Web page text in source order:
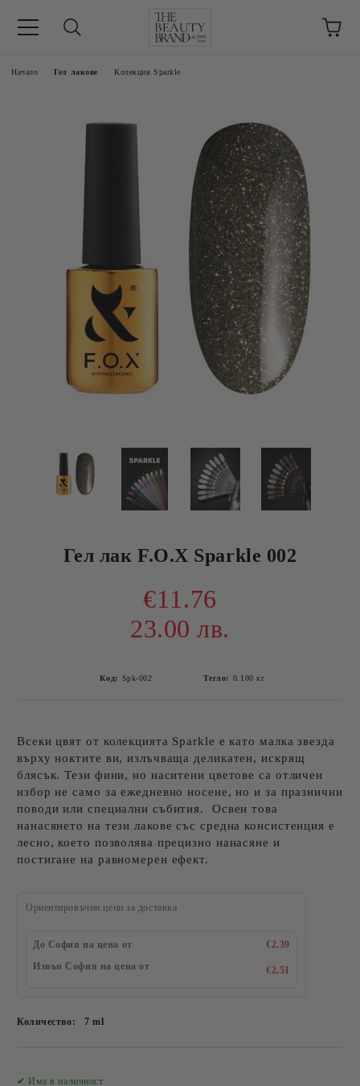
Начало Гел лакове Колекция Sparkle
Гел лак F.O.X Sparkle 002
€11.76
23.00 лв.
Код: Spk-002 Тегло: 0.100 кг
Всеки цвят от колекцията Sparkle е като малка звезда
върху ноктите ви, излъчваща деликатен, искрящ
блясък. Тези фини, но наситени цветове са отличен
избор не само за ежедневно носене, но и за празнични
поводи или специални събития. Освен това
нанасянето на тези лакове със средна консистенция е
лесно, което позволява прецизно нанасяне и
постигане на равномерен ефект.
Ориентировъчни цени за доставка
До София на цена от
€2.39
Извън София на цена от
€2.51
Количество: 7 ml
✔ Има в наличност